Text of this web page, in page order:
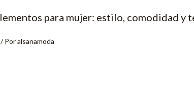
para mujer: estilo, comodidad y
/ Poralsanamoda